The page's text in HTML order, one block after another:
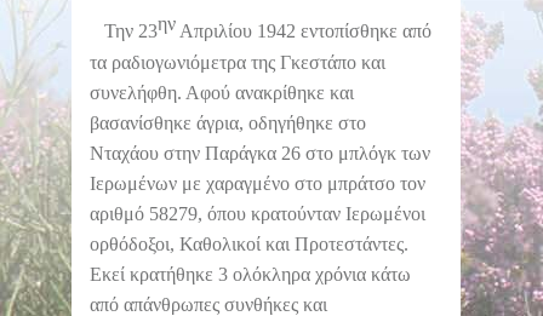
Την 23ηνΑπριλίου 1942 εντοπίσθηκε από
τα ραδιογωνιόμετρα της Γκεστάπο και
συνελήφθη. Αφού ανακρίθηκε και
βασανίσθηκε άγρια, οδηγήθηκε στο
Νταχάου στην Παράγκα 26 στο μπλόγκ των
Ιερωμένων με χαραγμένο στο μπράτσο τον
αριθμό 58279, όπου κρατούνταν Ιερωμένοι
ορθόδοξοι, Καθολικοί και Προτεστάντες.
Εκεί κρατήθηκε 3 ολόκληρα χρόνια κάτω
από απάνθρωπες συνθήκες και